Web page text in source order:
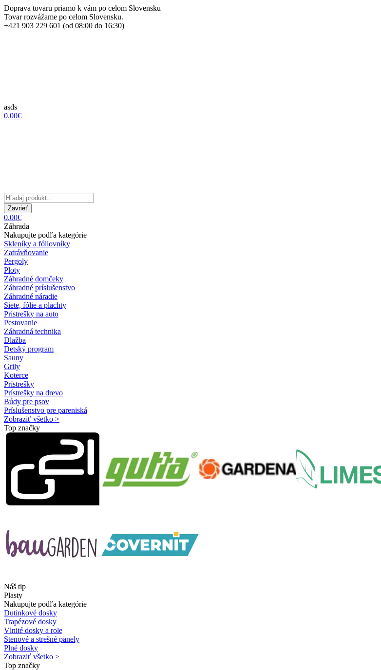
Doprava tovaru priamo k vám po celom Slovensku
Tovar rozvážame po celom Slovensku.
+421 903 229 601 (od 08:00 do 16:30)
asds
0.00€
Zavrieť
0.00€
Záhrada
Nakupujte podľa kategórie
Skleníky a fóliovníky
Zatrávňovanie
Pergoly
Ploty
Záhradné domčeky
Záhradné príslušenstvo
Záhradné náradie
Siete, fólie a plachty
Prístrešky na auto
Pestovanie
Záhradná technika
Dlažba
Detský program
Sauny
Grily
Koterce
Prístrešky
Prístrešky na drevo
Búdy pre psov
Príslušenstvo pre pareniská
Zobraziť všetko >
Top značky
Náš tip
Plasty
Nakupujte podľa kategórie
Dutinkové dosky
Trapézové dosky
Vlnité dosky a role
Stenové a strešné panely
Plné dosky
Zobraziť všetko >
Top značky